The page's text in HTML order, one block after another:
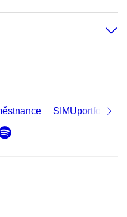
SIMUportfolio
Spotify